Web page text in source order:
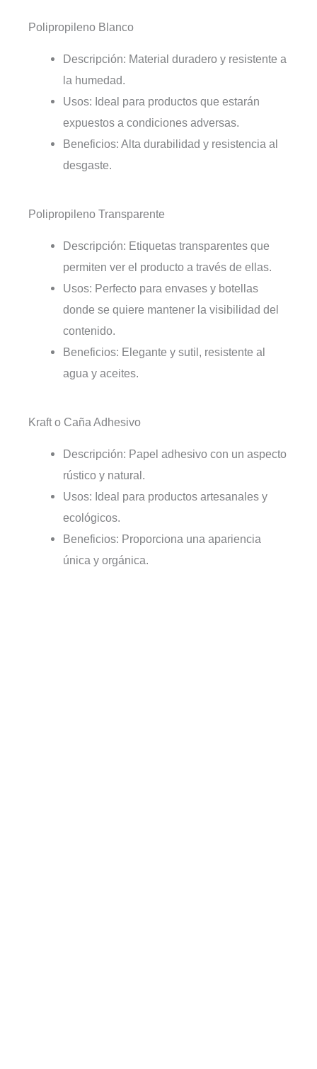
Polipropileno Blanco
Descripción: Material duradero y resistente a
la humedad.
Usos: Ideal para productos que estarán
expuestos a condiciones adversas.
Beneficios: Alta durabilidad y resistencia al
desgaste.
Polipropileno Transparente
Descripción: Etiquetas transparentes que
permiten ver el producto a través de ellas.
Usos: Perfecto para envases y botellas
donde se quiere mantener la visibilidad del
contenido.
Beneficios: Elegante y sutil, resistente al
agua y aceites.
Kraft o Caña Adhesivo
Descripción: Papel adhesivo con un aspecto
rústico y natural.
Usos: Ideal para productos artesanales y
ecológicos.
Beneficios: Proporciona una apariencia
única y orgánica.